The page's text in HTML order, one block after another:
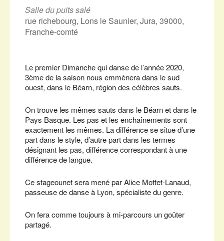
Salle du puits salé
rue richebourg, Lons le Saunier, Jura, 39000,
Franche-comté
Le premier Dimanche qui danse de l’année 2020,
3ème de la saison nous emmènera dans le sud
ouest, dans le Béarn, région des célèbres sauts.
On trouve les mêmes sauts dans le Béarn et dans le
Pays Basque. Les pas et les enchaînements sont
exactement les mêmes. La différence se situe d’une
part dans le style, d’autre part dans les termes
désignant les pas, différence correspondant à une
différence de langue.
Ce stageounet sera mené par Alice Mottet-Lanaud,
passeuse de danse à Lyon, spécialiste du genre.
On fera comme toujours à mi-parcours un goûter
partagé.